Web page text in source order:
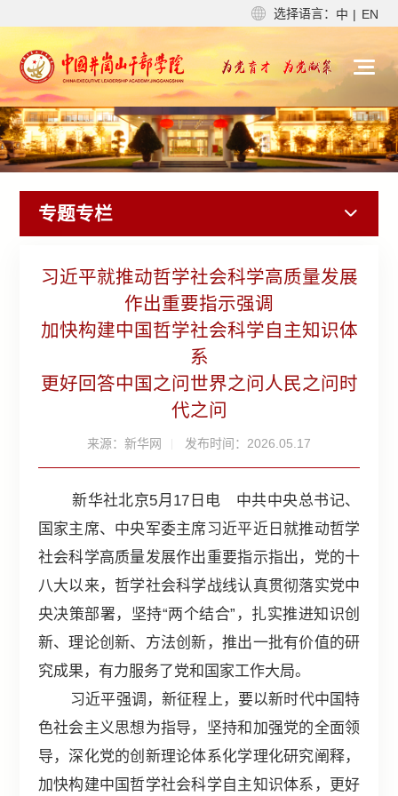
选择语言： 中 | EN
专题专栏
习近平就推动哲学社会科学高质量发展
作出重要指示强调
加快构建中国哲学社会科学自主知识体
系
更好回答中国之问世界之问人民之问时
代之问
来源：新华网 发布时间：2026.05.17
新华社北京5月17日电 中共中央总书记、
国家主席、中央军委主席习近平近日就推动哲学
社会科学高质量发展作出重要指示指出，党的十
八大以来，哲学社会科学战线认真贯彻落实党中
央决策部署，坚持“两个结合”，扎实推进知识创
新、理论创新、方法创新，推出一批有价值的研
究成果，有力服务了党和国家工作大局。
习近平强调，新征程上，要以新时代中国特
色社会主义思想为指导，坚持和加强党的全面领
导，深化党的创新理论体系化学理化研究阐释，
加快构建中国哲学社会科学自主知识体系，更好